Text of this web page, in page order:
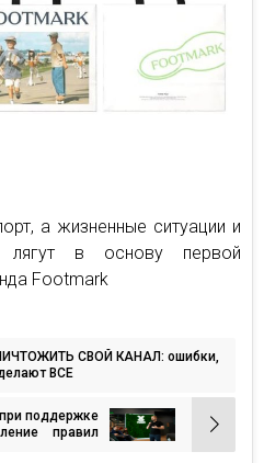
а жизненные ситуации и
лягут в основу первой
Footmark
СВОЙ КАНАЛ: ошибки,
ВСЕ
поддержке
правил